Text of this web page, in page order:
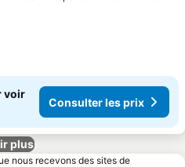
voir
Consulter les prix
plus
nous recevons des sites de